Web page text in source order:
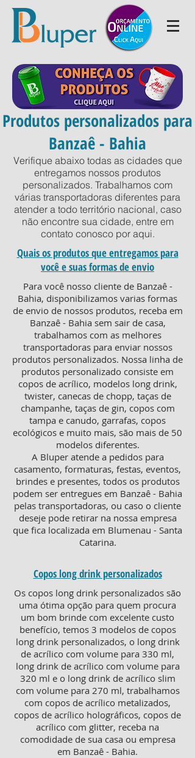
Produtos personalizados para
Banzaê - Bahia
Verifique abaixo todas as cidades que
entregamos nossos produtos
personalizados. Trabalhamos com
várias transportadoras diferentes para
atender a todo território nacional, caso
não encontre sua cidade, entre em
contato conosco por aqui.
Para você nosso cliente de Banzaê -
Bahia, disponibilizamos varias formas
de envio de nossos produtos, receba em
Banzaê - Bahia sem sair de casa,
trabalhamos com as melhores
transportadoras para enviar nossos
produtos personalizados. Nossa linha de
produtos personalizado consiste em
copos de acrílico, modelos long drink,
twister, canecas de chopp, taças de
champanhe, taças de gin, copos com
tampa e canudo, garrafas, copos
ecológicos e muito mais, são mais de 50
modelos diferentes.
A Bluper atende a pedidos para
casamento, formaturas, festas, eventos,
brindes e presentes, todos os produtos
podem ser entregues em Banzaê - Bahia
pelas transportadoras, ou caso o cliente
deseje pode retirar na nossa empresa
que fica localizada em Blumenau - Santa
Catarina.
Quais os produtos que entregamos para
você e suas formas de envio
Copos long drink personalizados
Os copos long drink personalizados são
uma ótima opção para quem procura
um bom brinde com excelente custo
benefício, temos 3 modelos de copos
long drink personalizados, o long drink
de acrílico com volume para 330 ml,
long drink de acrílico com volume para
320 ml e o long drink de acrílico slim
com volume para 270 ml, trabalhamos
com copos de acrílico metalizados,
copos de acrílico holográficos, copos de
acrílico com glitter, receba na
comodidade de sua casa ou empresa
em Banzaê - Bahia.